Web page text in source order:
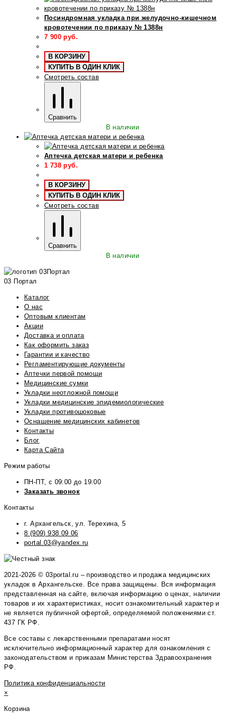
Посиндромная укладка при желудочно-кишечном
кровотечении по приказу № 1388н
7 900 руб.
В КОРЗИНУ
КУПИТЬ В ОДИН КЛИК
Смотреть состав
Сравнить
В наличии
Аптечка детская матери и ребенка
1 738 руб.
В КОРЗИНУ
КУПИТЬ В ОДИН КЛИК
Смотреть состав
Сравнить
В наличии
03 Портал
Каталог
О нас
Оптовым клиентам
Акции
Доставка и оплата
Как оформить заказ
Гарантии и качество
Регламентирующие документы
Аптечки первой помощи
Медицинские сумки
Укладки неотложной помощи
Укладки медицинские эпидемиологические
Укладки противошоковые
Оснащение медицинских кабинетов
Контакты
Блог
Карта Сайта
Режим работы
ПН-ПТ, с 09:00 до 19:00
Заказать звонок
Контакты
г. Архангельск, ул. Терехина, 5
8 (909) 938 09 06
portal.03@yandex.ru
2021-2026 © 03portal.ru – производство и продажа медицинских
укладок в Архангельске. Все права защищены. Вся информация
представленная на сайте, включая информацию о ценах, наличии
товаров и их характеристиках, носит ознакомительный характер и
не является публичной офертой, определяемой положениями ст.
437 ГК РФ.
Все составы с лекарственными препаратами носят
исключительно информационный характер для ознакомления с
законодательством и приказам Министерства Здравоохранения
РФ.
Политика конфиденциальности
×
Корзина